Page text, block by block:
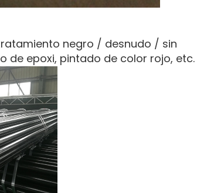
negro / desnudo / sin
de epoxi, pintado de color rojo, etc.